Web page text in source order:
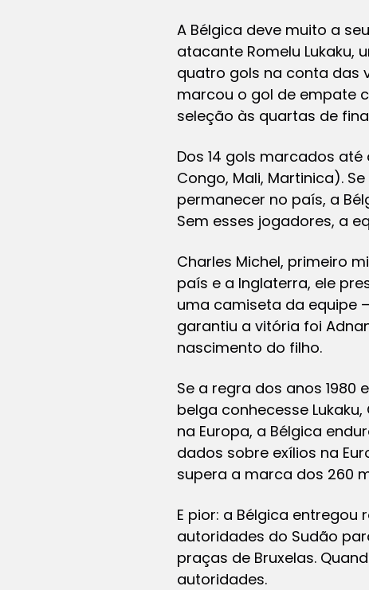
A Bélgica deve muito a
atacante Romelu
quatro gols na conta das
marcou o gol de empate
seleção às quartas de
Dos 14 gols marcados
Congo, Mali, Martinica).
permanecer no país, a
Sem esses jogadores, a
Charles Michel, primeiro
país e a Inglaterra, ele
uma camiseta da equipe
garantiu a vitória foi
nascimento do filho.
Se a regra dos anos 1980
belga conhecesse
na Europa, a Bélgica
dados sobre exílios na
supera a marca dos 260
E pior: a Bélgica
autoridades do Sudão
praças de Bruxelas.
autoridades.